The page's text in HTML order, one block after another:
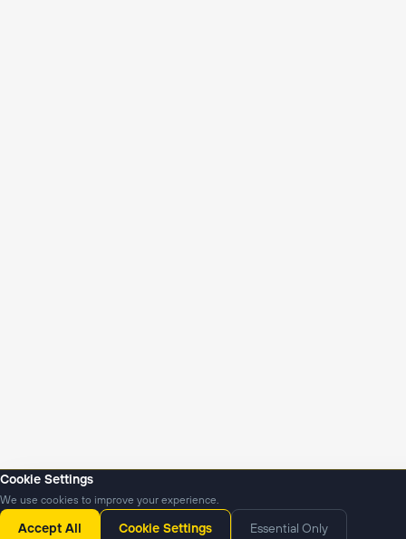
Янгиликлар Подкастлар
Cookie Settings
We use cookies to improve your experience.
Accept All Cookie Settings Essential Only